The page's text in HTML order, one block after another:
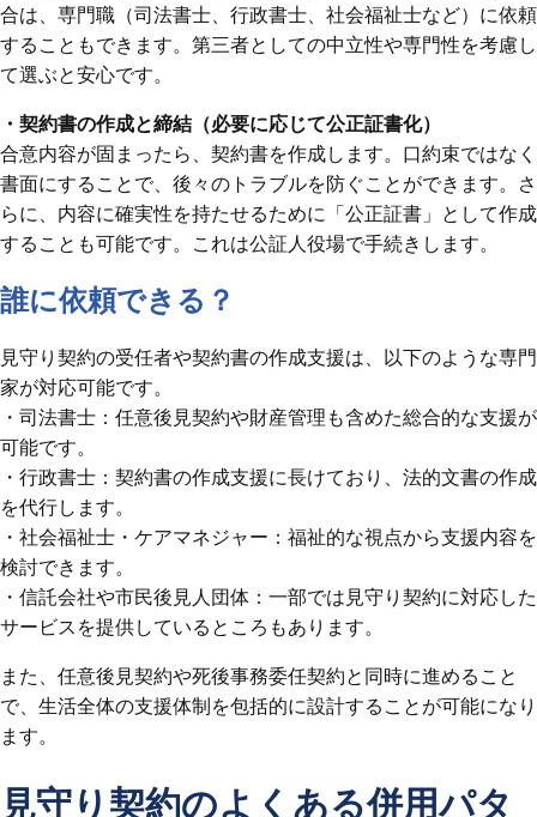
合は、専門職（司法書士、行政書士、社会福祉士など）に依頼
することもできます。第三者としての中立性や専門性を考慮し
て選ぶと安心です。
・契約書の作成と締結（必要に応じて公正証書化）
合意内容が固まったら、契約書を作成します。口約束ではなく
書面にすることで、後々のトラブルを防ぐことができます。さ
らに、内容に確実性を持たせるために「公正証書」として作成
することも可能です。これは公証人役場で手続きします。
誰に依頼できる？
見守り契約の受任者や契約書の作成支援は、以下のような専門
家が対応可能です。
・司法書士：任意後見契約や財産管理も含めた総合的な支援が
可能です。
・行政書士：契約書の作成支援に長けており、法的文書の作成
を代行します。
・社会福祉士・ケアマネジャー：福祉的な視点から支援内容を
検討できます。
・信託会社や市民後見人団体：一部では見守り契約に対応した
サービスを提供しているところもあります。
また、任意後見契約や死後事務委任契約と同時に進めること
で、生活全体の支援体制を包括的に設計することが可能になり
ます。
見守り契約のよくある併用パタ